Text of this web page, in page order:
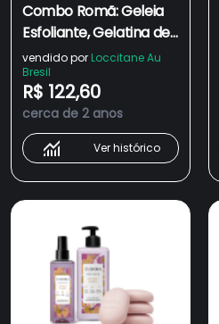
Combo Romã: Geleia
Esfoliante, Gelatina de
Banho e Nécessaire
vendido por Loccitane Au
Bresil
R$ 122,60
cerca de 2 anos
Ver histórico